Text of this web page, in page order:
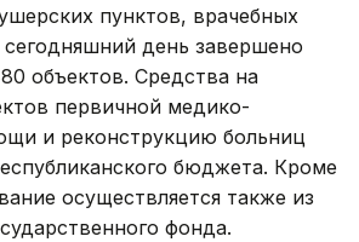
пунктов, врачебных
день завершено
объектов. Средства на
первичной медико-
и реконструкцию больниц
бюджета. Кроме
осуществляется также из
фонда.